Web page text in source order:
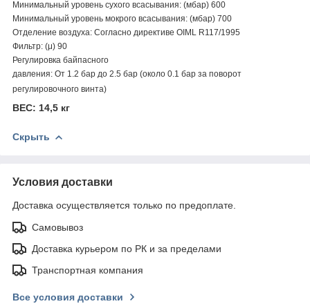
Минимальный уровень сухого всасывания: (мбар) 600
Минимальный уровень мокрого всасывания: (мбар) 700
Отделение воздуха: Согласно директиве OIML
R117/1995
Фильтр: (μ) 90
Регулировка байпасного
давления: От 1.2 бар до 2.5 бар (около 0.1 бар за поворот
регулировочного винта)
ВЕС: 14,5 кг
Скрыть
Условия доставки
Доставка осуществляется только по предоплате.
Самовывоз
Доставка курьером по РК и за пределами
Транспортная компания
Все условия доставки